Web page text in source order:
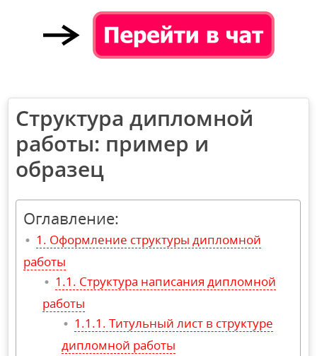
Структура дипломной
работы: пример и
образец
Оглавление:
Оформление структуры дипломной
работы
Структура написания дипломной
работы
Титульный лист в структуре
дипломной работы